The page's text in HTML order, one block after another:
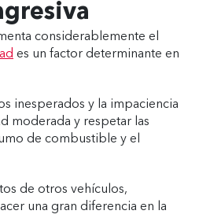
considerablemente el
es un factor determinante en
inesperados y la impaciencia
moderada y respetar las
de combustible y el
de otros vehículos,
una gran diferencia en la